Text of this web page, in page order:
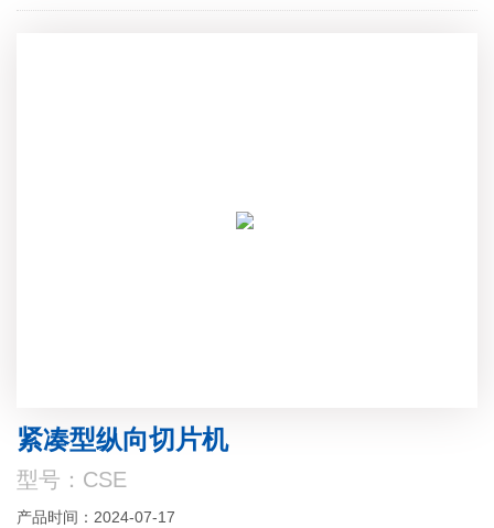
紧凑型纵向切片机
型号：CSE
产品时间：2024-07-17